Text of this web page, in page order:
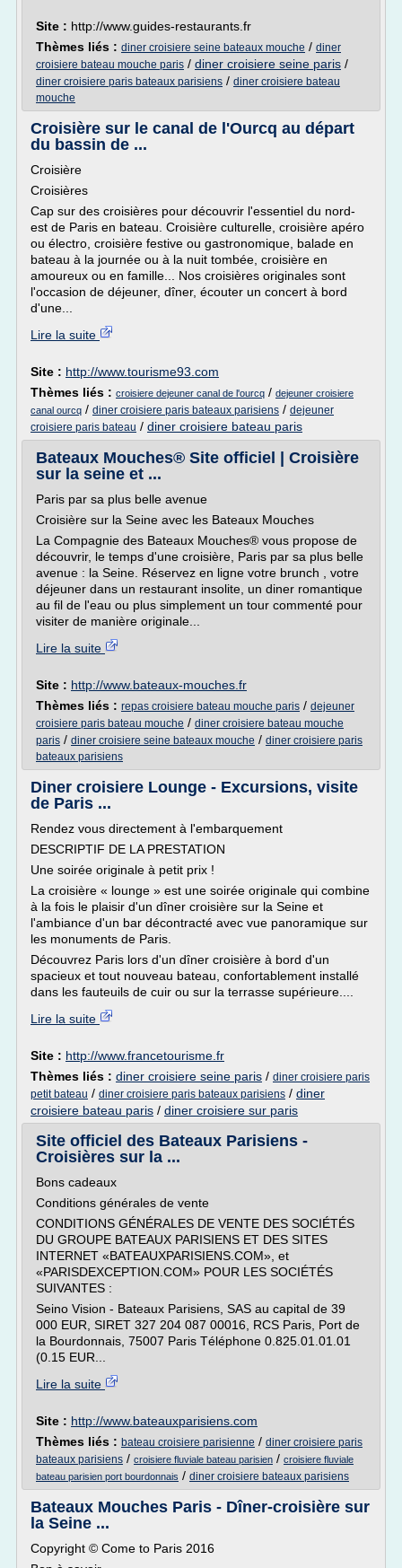
Site : http://www.guides-restaurants.fr
Thèmes liés : diner croisiere seine bateaux mouche / diner
croisiere bateau mouche paris / diner croisiere seine paris /
diner croisiere paris bateaux parisiens / diner croisiere bateau
mouche
Croisière sur le canal de l'Ourcq au départ
du bassin de ...
Croisière
Croisières
Cap sur des croisières pour découvrir l'essentiel du nord-
est de Paris en bateau. Croisière culturelle, croisière apéro
ou électro, croisière festive ou gastronomique, balade en
bateau à la journée ou à la nuit tombée, croisière en
amoureux ou en famille... Nos croisières originales sont
l'occasion de déjeuner, dîner, écouter un concert à bord
d'une...
Lire la suite
Site : http://www.tourisme93.com
Thèmes liés : croisiere dejeuner canal de l'ourcq / dejeuner croisiere
canal ourcq / diner croisiere paris bateaux parisiens / dejeuner
croisiere paris bateau / diner croisiere bateau paris
Bateaux Mouches® Site officiel | Croisière
sur la seine et ...
Paris par sa plus belle avenue
Croisière sur la Seine avec les Bateaux Mouches
La Compagnie des Bateaux Mouches® vous propose de
découvrir, le temps d'une croisière, Paris par sa plus belle
avenue : la Seine. Réservez en ligne votre brunch , votre
déjeuner dans un restaurant insolite, un diner romantique
au fil de l'eau ou plus simplement un tour commenté pour
visiter de manière originale...
Lire la suite
Site : http://www.bateaux-mouches.fr
Thèmes liés : repas croisiere bateau mouche paris / dejeuner
croisiere paris bateau mouche / diner croisiere bateau mouche
paris / diner croisiere seine bateaux mouche / diner croisiere paris
bateaux parisiens
Diner croisiere Lounge - Excursions, visite
de Paris ...
Rendez vous directement à l'embarquement
DESCRIPTIF DE LA PRESTATION
Une soirée originale à petit prix !
La croisière « lounge » est une soirée originale qui combine
à la fois le plaisir d'un dîner croisière sur la Seine et
l'ambiance d'un bar décontracté avec vue panoramique sur
les monuments de Paris.
Découvrez Paris lors d'un dîner croisière à bord d'un
spacieux et tout nouveau bateau, confortablement installé
dans les fauteuils de cuir ou sur la terrasse supérieure....
Lire la suite
Site : http://www.francetourisme.fr
Thèmes liés : diner croisiere seine paris / diner croisiere paris
petit bateau / diner croisiere paris bateaux parisiens / diner
croisiere bateau paris / diner croisiere sur paris
Site officiel des Bateaux Parisiens -
Croisières sur la ...
Bons cadeaux
Conditions générales de vente
CONDITIONS GÉNÉRALES DE VENTE DES SOCIÉTÉS
DU GROUPE BATEAUX PARISIENS ET DES SITES
INTERNET «BATEAUXPARISIENS.COM», et
«PARISDEXCEPTION.COM» POUR LES SOCIÉTÉS
SUIVANTES :
Seino Vision - Bateaux Parisiens, SAS au capital de 39
000 EUR, SIRET 327 204 087 00016, RCS Paris, Port de
la Bourdonnais, 75007 Paris Téléphone 0.825.01.01.01
(0.15 EUR...
Lire la suite
Site : http://www.bateauxparisiens.com
Thèmes liés : bateau croisiere parisienne / diner croisiere paris
bateaux parisiens / croisiere fluviale bateau parisien / croisiere fluviale
bateau parisien port bourdonnais / diner croisiere bateaux parisiens
Bateaux Mouches Paris - Dîner-croisière sur
la Seine ...
Copyright © Come to Paris 2016